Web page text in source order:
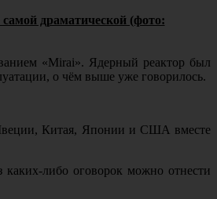
самой драматической (фото:
«Mirai». Ядерный реактор был
о чём выше уже говорилось.
Китая, Японии и США вместе
каких-либо оговорок можно отнести